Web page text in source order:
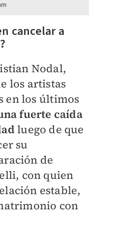
cancelar a
Nodal,
los artistas
en los últimos
fuerte caída
luego de que
su
de
con quien
estable,
con